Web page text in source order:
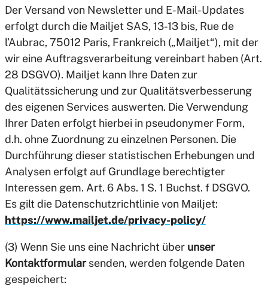
Der Versand von Newsletter und E-Mail-Updates
erfolgt durch die Mailjet SAS, 13-13 bis, Rue de
l’Aubrac, 75012 Paris, Frankreich („Mailjet“), mit der
wir eine Auftragsverarbeitung vereinbart haben (Art.
28 DSGVO). Mailjet kann Ihre Daten zur
Qualitätssicherung und zur Qualitätsverbesserung
des eigenen Services auswerten. Die Verwendung
Ihrer Daten erfolgt hierbei in pseudonymer Form,
d.h. ohne Zuordnung zu einzelnen Personen. Die
Durchführung dieser statistischen Erhebungen und
Analysen erfolgt auf Grundlage berechtigter
Interessen gem. Art. 6 Abs. 1 S. 1 Buchst. f DSGVO.
Es gilt die Datenschutzrichtlinie von Mailjet:
https://www.mailjet.de/privacy-policy/
(3) Wenn Sie uns eine Nachricht über unser
Kontaktformularsenden, werden folgende Daten
gespeichert: